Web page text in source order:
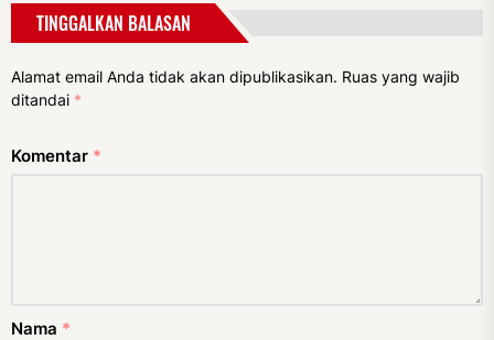
TINGGALKAN BALASAN
Alamat email Anda tidak akan dipublikasikan. Ruas yang wajib
ditandai *
Komentar *
Nama *